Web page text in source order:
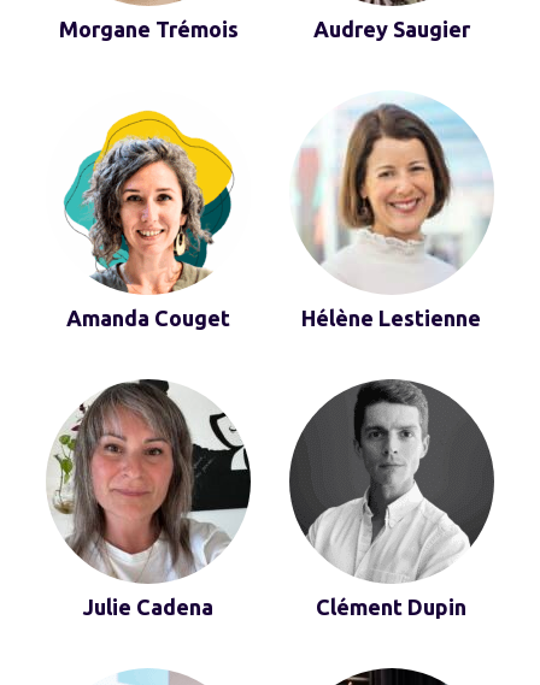
Morgane Trémois Audrey Saugier
Amanda Couget Hélène Lestienne
Julie Cadena Clément Dupin